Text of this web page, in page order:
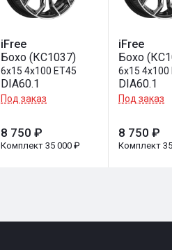
iFree
Бохо (КС1037)
6x15 4x100 ET45
DIA60.1
Под заказ
8 750 ₽
Комплект 35 000 ₽
iFree
Бохо
6x15 4x100
DIA60.1
Под заказ
8 750 ₽
Комплект